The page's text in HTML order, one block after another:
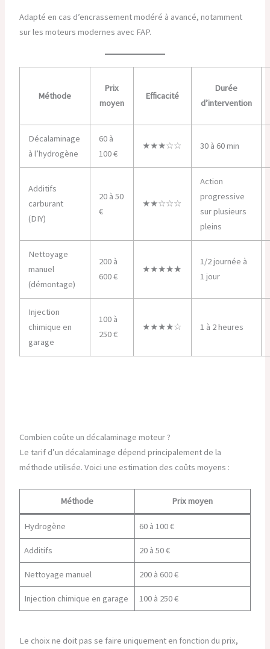
Adapté en cas d’encrassement modéré à avancé, notamment
sur les moteurs modernes avec FAP.
Méthode
Prix
moyen
Efficacité
Durée
d’intervention
Décalaminage
à l’hydrogène
60 à
100 €
★★★☆☆ 30 à 60 min
Additifs
carburant
(DIY)
20 à 50
€
★★☆☆☆
Action
progressive
sur plusieurs
pleins
Nettoyage
manuel
(démontage)
200 à
600 €
★★★★★
1/2 journée à
1 jour
Injection
chimique en
garage
100 à
250 €
★★★★☆ 1 à 2 heures
Combien coûte un décalaminage moteur ?
Le tarif d’un décalaminage dépend principalement de la
méthode utilisée. Voici une estimation des coûts moyens :
Méthode Prix moyen
Hydrogène 60 à 100 €
Additifs 20 à 50 €
Nettoyage manuel 200 à 600 €
Injection chimique en garage 100 à 250 €
Le choix ne doit pas se faire uniquement en fonction du prix,